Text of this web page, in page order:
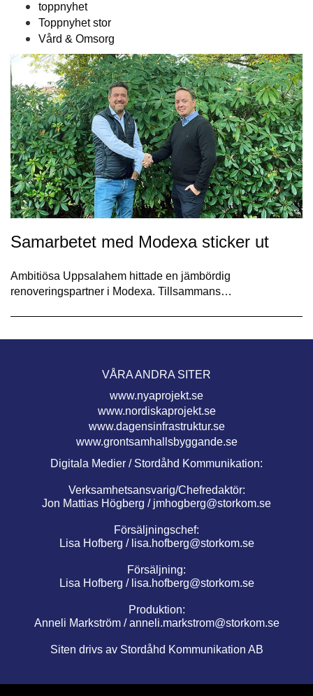
toppnyhet
Toppnyhet stor
Vård & Omsorg
Samarbetet med Modexa sticker ut
Ambitiösa Uppsalahem hittade en jämbördig
renoveringspartner i Modexa. Tillsammans…
VÅRA ANDRA SITER
www.nyaprojekt.se
www.nordiskaprojekt.se
www.dagensinfrastruktur.se
www.grontsamhallsbyggande.se
Digitala Medier / Stordåhd Kommunikation:
Verksamhetsansvarig/Chefredaktör:
Jon Mattias Högberg / jmhogberg@storkom.se
Försäljningschef:
Lisa Hofberg / lisa.hofberg@storkom.se
Försäljning:
Lisa Hofberg / lisa.hofberg@storkom.se
Produktion:
Anneli Markström /anneli.markstrom@storkom.se
Siten drivs av Stordåhd Kommunikation AB